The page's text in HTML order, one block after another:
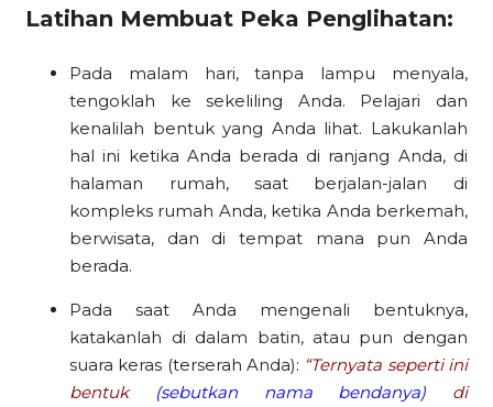
Latihan Membuat Peka Penglihatan:
Pada malam hari, tanpa lampu menyala,
tengoklah ke sekeliling Anda. Pelajari dan
kenalilah bentuk yang Anda lihat. Lakukanlah
hal ini ketika Anda berada di ranjang Anda, di
halaman rumah, saat berjalan-jalan di
kompleks rumah Anda, ketika Anda berkemah,
berwisata, dan di tempat mana pun Anda
berada.
Pada saat Anda mengenali bentuknya,
katakanlah di dalam batin, atau pun dengan
suara keras (terserah Anda): “Ternyata seperti ini
bentuk
(sebutkan nama bendanya) di